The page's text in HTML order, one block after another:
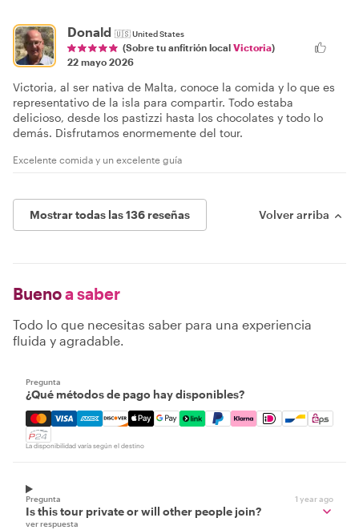
Donald 🇺🇸United States
(Sobre tu anfitrión local Victoria)
22 mayo 2026
Victoria, al ser nativa de Malta, conoce la comida y lo que es
representativo de la isla para compartir. Todo estaba
delicioso, desde los pastizzi hasta los chocolates y todo lo
demás. Disfrutamos enormemente del tour.
Excelente comida y un excelente guía
Mostrar todas las 136 reseñas Volver arriba
Buenoa saber
Todo lo que necesitas saber para una experiencia
fluida y agradable.
Pregunta
¿Qué métodos de pago hay disponibles?
Mastercard, Visa, Amex, Discover, Apple Pay, Google
La disponibilidad varía según el destino
Pregunta 1 year ago
Is this tour private or will other people join?
ver respuesta